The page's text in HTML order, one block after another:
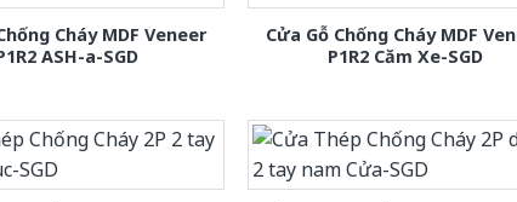
Cháy MDF Veneer
ASH-a-SGD
Cửa Gỗ Chống Cháy MDF
P1R2 Căm Xe-SGD